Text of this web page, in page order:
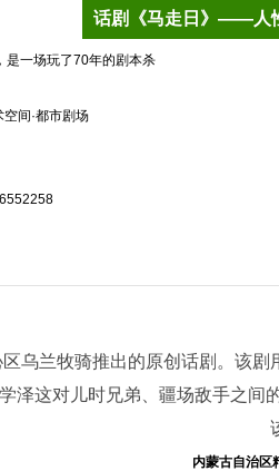
话剧《马走日》——人
一场玩了70年的剧本杀
间·都市剧场
乌兰牧骑推出的原创话剧。该剧
泽这对儿时兄弟、疆场敌手之间
内蒙古自治区